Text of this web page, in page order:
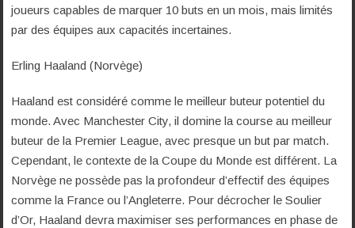
joueurs capables de marquer 10 buts en un mois, mais limités
par des équipes aux capacités incertaines.
Erling Haaland (Norvège)
Haaland est considéré comme le meilleur buteur potentiel du
monde. Avec Manchester City, il domine la course au meilleur
buteur de la Premier League, avec presque un but par match.
Cependant, le contexte de la Coupe du Monde est différent. La
Norvège ne possède pas la profondeur d’effectif des équipes
comme la France ou l’Angleterre. Pour décrocher le Soulier
d’Or, Haaland devra maximiser ses performances en phase de